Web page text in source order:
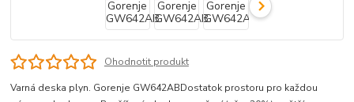
Ohodnotit produkt
Varná deska plyn. Gorenje GW642ABDostatok prostoru pro každou